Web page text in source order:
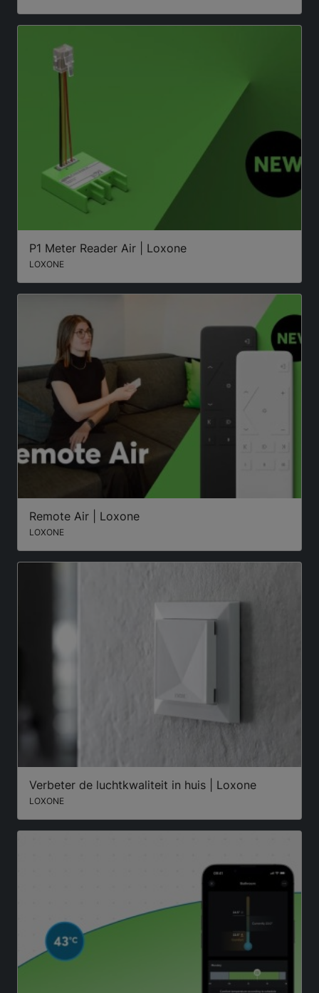
P1 Meter Reader Air | Loxone
LOXONE
Remote Air | Loxone
LOXONE
Verbeter de luchtkwaliteit in huis | Loxone
LOXONE